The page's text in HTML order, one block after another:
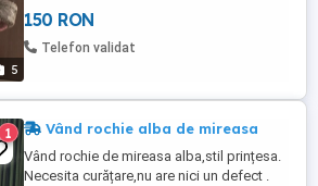
5
150 RON
Telefon validat
1 Vând rochie alba de mireasa
Vând rochie de mireasa alba,stil prințesa.
Necesita curățare,nu are nici un defect .